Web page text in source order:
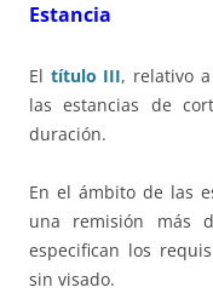
Estancia
El título III, relativo
las estancias de
duración.
En el ámbito de las
una remisión más
especifican los
sin visado.